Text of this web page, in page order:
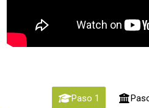
Paso 1